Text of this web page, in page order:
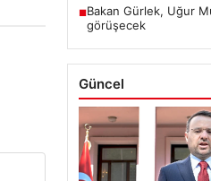
■Bakan Gürlek, Uğur
görüşecek
Güncel